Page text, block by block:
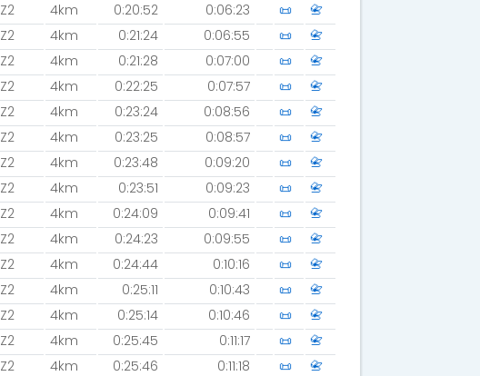
Z2 4km 0:20:52 0:06:23 📜
📇
Z2 4km 0:21:24 0:06:55 📜
📇
Z2 4km 0:21:28 0:07:00 📜
📇
Z2 4km 0:22:25 0:07:57 📜
📇
Z2 4km 0:23:24 0:08:56 📜
📇
Z2 4km 0:23:25 0:08:57 📜
📇
Z2 4km 0:23:48 0:09:20 📜
📇
Z2 4km 0:23:51 0:09:23 📜
📇
Z2 4km 0:24:09 0:09:41 📜
📇
Z2 4km 0:24:23 0:09:55 📜
📇
Z2 4km 0:24:44 0:10:16 📜
📇
Z2 4km 0:25:11 0:10:43 📜
📇
Z2 4km 0:25:14 0:10:46 📜
📇
Z2 4km 0:25:45 0:11:17 📜
📇
Z2 4km 0:25:46 0:11:18 📜
📇